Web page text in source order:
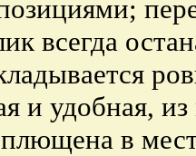
всегда
и удобная,
в